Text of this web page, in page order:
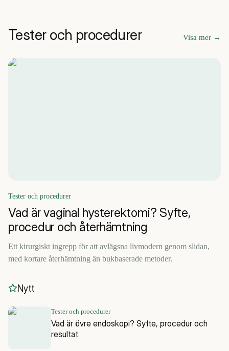
Tester och procedurer Visa mer →
Tester och procedurer
Vad är vaginal hysterektomi? Syfte,
procedur och återhämtning
Ett kirurgiskt ingrepp för att avlägsna livmodern genom slidan,
med kortare återhämtning än bukbaserade metoder.
Nytt
Tester och procedurer
Vad är övre endoskopi? Syfte, procedur och
resultat